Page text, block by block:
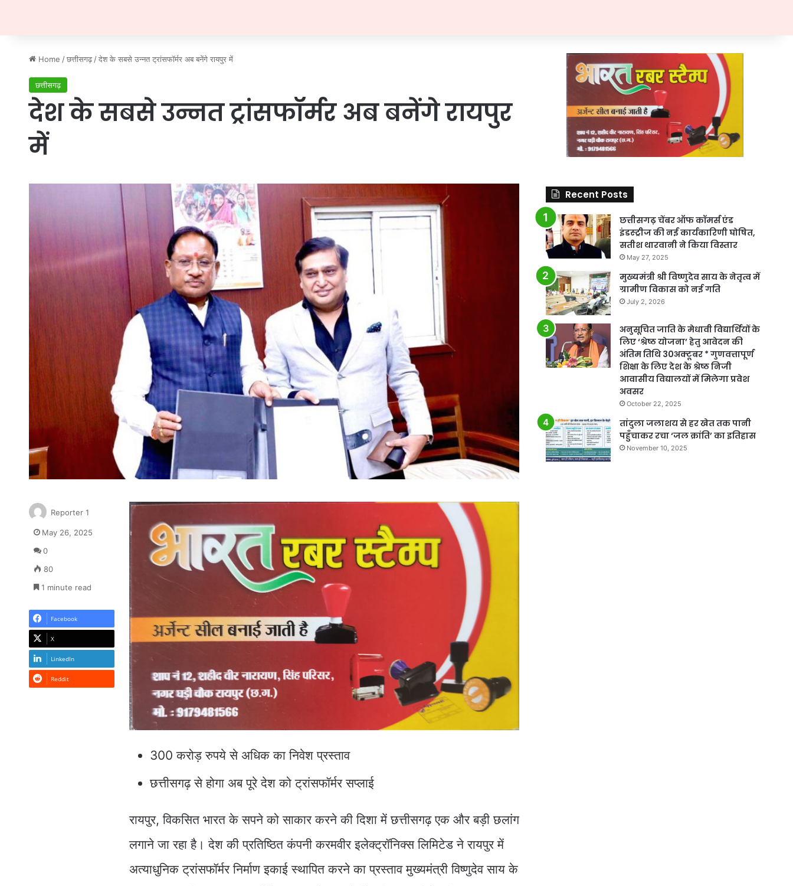
Home / छत्तीसगढ़ / देश के सबसे उन्नत ट्रांसफॉर्मर अब बनेंगे रायपुर में
छत्तीसगढ़
देश के सबसे उन्नत ट्रांसफॉर्मर अब बनेंगे रायपुर
में
300 करोड़ रुपये से अधिक का निवेश प्रस्ताव
छत्तीसगढ़ से होगा अब पूरे देश को ट्रांसफॉर्मर सप्लाई
रायपुर, विकसित भारत के सपने को साकार करने की दिशा में छत्तीसगढ़ एक और बड़ी छलांग
लगाने जा रहा है। देश की प्रतिष्ठित कंपनी करमवीर इलेक्ट्रॉनिक्स लिमिटेड ने रायपुर में
अत्याधुनिक ट्रांसफॉर्मर निर्माण इकाई स्थापित करने का प्रस्ताव मुख्यमंत्री विष्णुदेव साय के
Reporter 1
May 26, 2025
0
80
1 minute read
Facebook
X
LinkedIn
Reddit
Recent Posts
छत्तीसगढ़ चेंबर ऑफ कॉमर्स एंड
इंडस्ट्रीज की नई कार्यकारिणी घोषित,
सतीश थारवानी ने किया विस्तार
May 27, 2025
मुख्यमंत्री श्री विष्णुदेव साय के नेतृत्व में
ग्रामीण विकास को नई गति
July 2, 2026
अनुसूचित जाति के मेधावी विद्यार्थियों के
लिए ‘श्रेष्ठ योजना’ हेतु आवेदन की
अंतिम तिथि 30अक्टूबर * गुणवत्तापूर्ण
शिक्षा के लिए देश के श्रेष्ठ निजी
आवासीय विद्यालयों में मिलेगा प्रवेश
अवसर
October 22, 2025
तांदुला जलाशय से हर खेत तक पानी
पहुँचाकर रचा ‘जल क्रांति’ का इतिहास
November 10, 2025